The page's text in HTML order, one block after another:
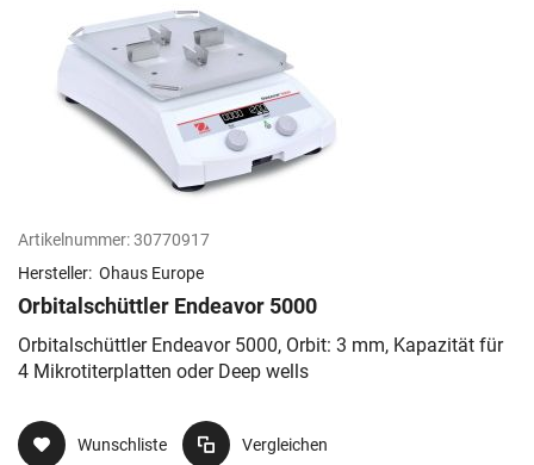
Artikelnummer:30770917
Hersteller: Ohaus Europe
Orbitalschüttler Endeavor 5000
Orbitalschüttler Endeavor 5000, Orbit: 3 mm, Kapazität für
4 Mikrotiterplatten oder Deep wells
Wunschliste Vergleichen